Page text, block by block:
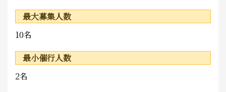
最大募集人数
10名
最小催行人数
2名